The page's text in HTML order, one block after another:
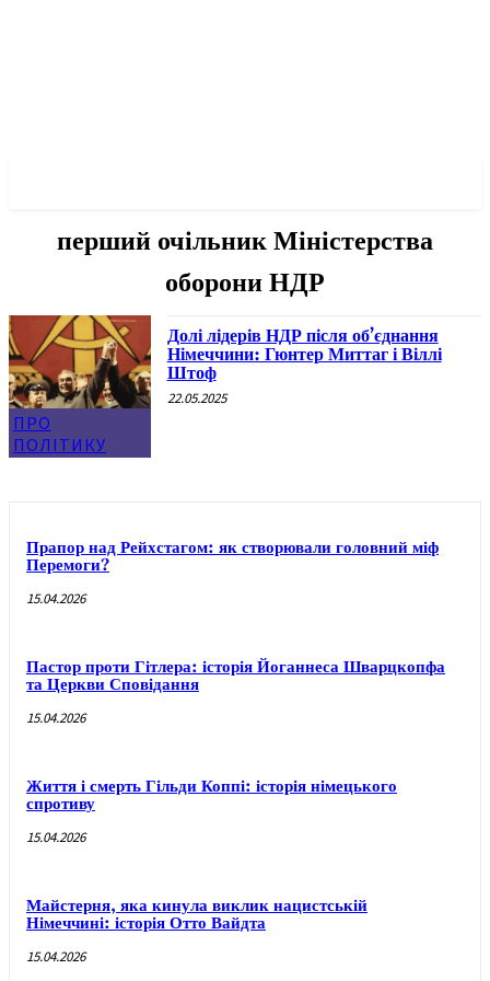
перший очільник Міністерства
оборони НДР
ПРО
ПОЛІТИКУ
Долі лідерів НДР після об’єднання
Німеччини: Гюнтер Миттаг і Віллі
Штоф
22.05.2025
Прапор над Рейхстагом: як створювали головний міф
Перемоги?
15.04.2026
Пастор проти Гітлера: історія Йоганнеса Шварцкопфа
та Церкви Сповідання
15.04.2026
Життя і смерть Гільди Коппі: історія німецького
спротиву
15.04.2026
Майстерня, яка кинула виклик нацистській
Німеччині: історія Отто Вайдта
15.04.2026